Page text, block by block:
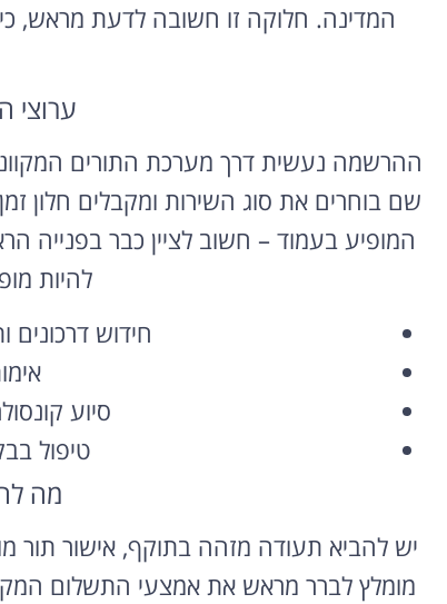
המדינה. חלוקה זו חשובה לדעת מראש, כי
ערוצי
ההרשמה נעשית דרך מערכת התורים
שם בוחרים את סוג השירות ומקבלים חלון
המופיע בעמוד – חשוב לציין כבר בפנייה
להיות
חידוש
סיוע
טיפול
מה
יש להביא תעודה מזהה בתוקף, אישור תור
מומלץ לברר מראש את אמצעי התשלום